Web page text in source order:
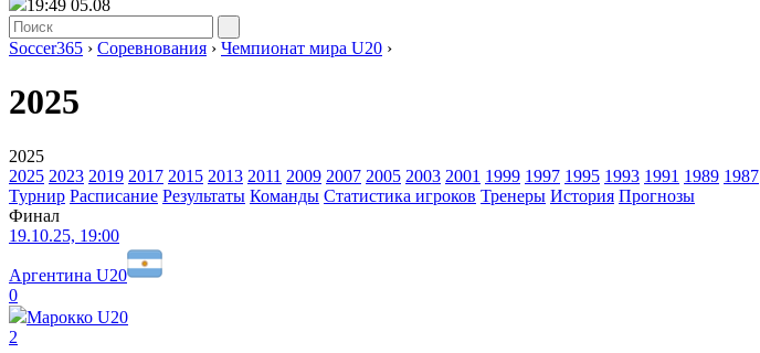
19:49 05.08
Soccer365 › Соревнования › Чемпионат мира U20 ›
2025
2025
2025 2023 2019 2017 2015 2013 2011 2009 2007 2005 2003 2001 1999 1997 1995 1993 1991 1989 1987
Турнир Расписание Результаты Команды Статистика игроков Тренеры История Прогнозы
Финал
19.10.25, 19:00
Аргентина U20
0
Марокко U20
2